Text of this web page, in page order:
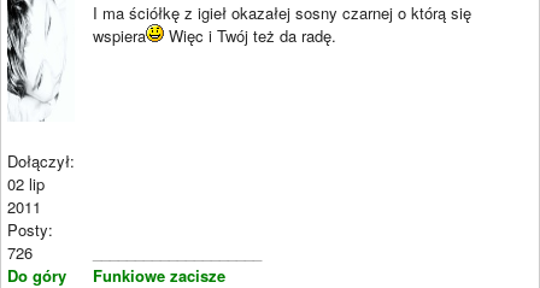
Dołączył:
02 lip
2011
Posty:
726
Do góry
I ma ściółkę z igieł okazałej sosny czarnej o którą się
wspiera
Więc i Twój też da radę.
Funkiowe zacisze